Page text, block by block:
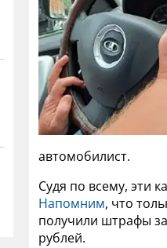
автомобилист.
Судя по всему, эти
Напомним, что
получили штрафы
рублей.